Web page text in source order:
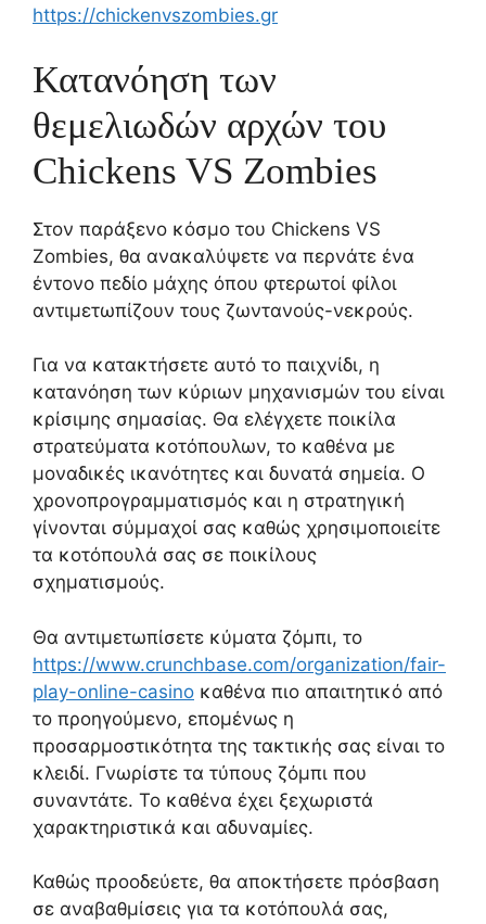
https://chickenvszombies.gr
Κατανόηση των
θεμελιωδών αρχών του
Chickens VS Zombies
Στον παράξενο κόσμο του Chickens VS
Zombies, θα ανακαλύψετε να περνάτε ένα
έντονο πεδίο μάχης όπου φτερωτοί φίλοι
αντιμετωπίζουν τους ζωντανούς-νεκρούς.
Για να κατακτήσετε αυτό το παιχνίδι, η
κατανόηση των κύριων μηχανισμών του είναι
κρίσιμης σημασίας. Θα ελέγχετε ποικίλα
στρατεύματα κοτόπουλων, το καθένα με
μοναδικές ικανότητες και δυνατά σημεία. Ο
χρονοπρογραμματισμός και η στρατηγική
γίνονται σύμμαχοί σας καθώς χρησιμοποιείτε
τα κοτόπουλά σας σε ποικίλους
σχηματισμούς.
Θα αντιμετωπίσετε κύματα ζόμπι, το
https://www.crunchbase.com/organization/fair-
play-online-casino καθένα πιο απαιτητικό από
το προηγούμενο, επομένως η
προσαρμοστικότητα της τακτικής σας είναι το
κλειδί. Γνωρίστε τα τύπους ζόμπι που
συναντάτε. Το καθένα έχει ξεχωριστά
χαρακτηριστικά και αδυναμίες.
Καθώς προοδεύετε, θα αποκτήσετε πρόσβαση
σε αναβαθμίσεις για τα κοτόπουλά σας,